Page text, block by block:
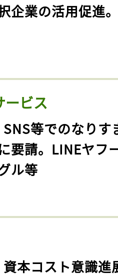
企業の活用促進
ービス
SNS等でのなりす
要請。LINEヤフ
ル等
資本コスト意識進